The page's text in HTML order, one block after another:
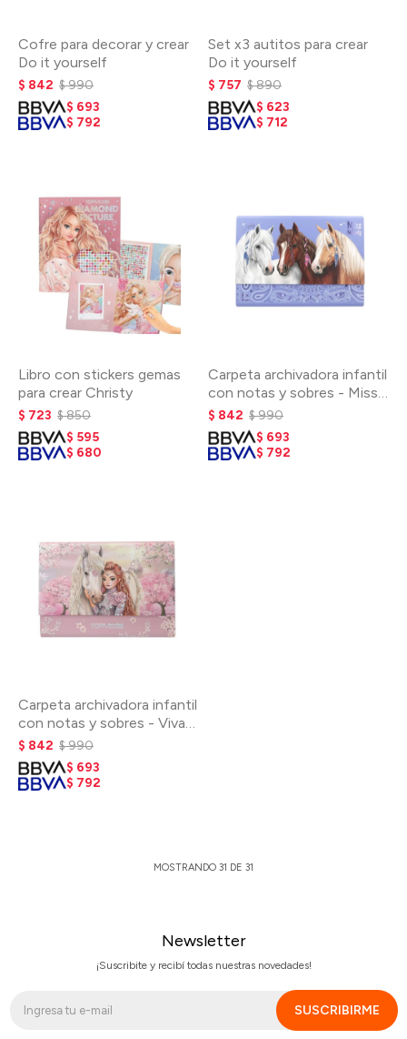
Cofre para decorar y crear
Do it yourself
$ 842 $990
$ 693
$ 792
Set x3 autitos para crear
Do it yourself
$ 757 $890
$ 623
$ 712
Libro con stickers gemas
para crear Christy
$ 723 $850
$ 595
$ 680
Carpeta archivadora infantil
con notas y sobres - Miss
Melody
$ 842 $990
$ 693
$ 792
Carpeta archivadora infantil
con notas y sobres - Viva
Violet
$ 842 $990
$ 693
$ 792
MOSTRANDO 31 DE 31
Newsletter
¡Suscribite y recibí todas nuestras novedades!
SUSCRIBIRME